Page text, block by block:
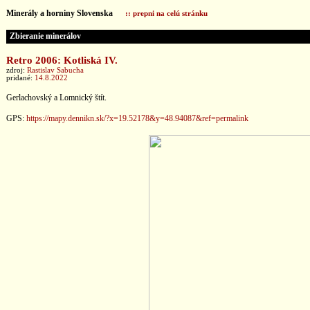
Minerály a horniny Slovenska :: prepni na celú stránku
Zbieranie minerálov
Retro 2006: Kotliská IV.
zdroj: Rastislav Sabucha
pridané: 14.8.2022
Gerlachovský a Lomnický štít.
GPS: https://mapy.dennikn.sk/?x=19.52178&y=48.94087&ref=permalink